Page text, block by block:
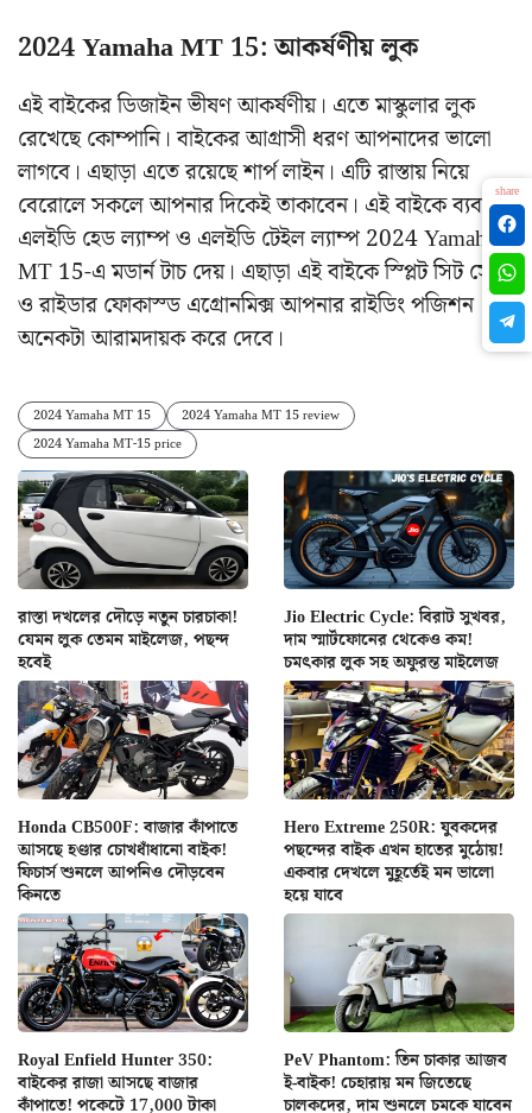
2024 Yamaha MT 15: আকর্ষণীয় লুক
এই বাইকের ডিজাইন ভীষণ আকর্ষণীয়। এতে মাস্কুলার লুক
রেখেছে কোম্পানি। বাইকের আগ্রাসী ধরণ আপনাদের ভালো
লাগবে। এছাড়া এতে রয়েছে শার্প লাইন। এটি রাস্তায় নিয়ে
বেরোলে সকলে আপনার দিকেই তাকাবেন। এই বাইকে ব্যবহৃত
এলইডি হেড ল্যাম্প ও এলইডি টেইল ল্যাম্প 2024 Yamaha
MT 15-এ মডার্ন টাচ দেয়। এছাড়া এই বাইকে স্প্লিট সিট সেটা
ও রাইডার ফোকাস্ড এগ্রোনমিক্স আপনার রাইডিং পজিশন
অনেকটা আরামদায়ক করে দেবে।
2024 Yamaha MT 15
2024 Yamaha MT 15 review
2024 Yamaha MT-15 price
রাস্তা দখলের দৌড়ে নতুন চারচাকা!
যেমন লুক তেমন মাইলেজ, পছন্দ
হবেই
Jio Electric Cycle: বিরাট সুখবর,
দাম স্মার্টফোনের থেকেও কম!
চমৎকার লুক সহ অফুরন্ত মাইলেজ
Honda CB500F: বাজার কাঁপাতে
আসছে হণ্ডার চোখধাঁধানো বাইক!
ফিচার্স শুনলে আপনিও দৌড়বেন
কিনতে
Hero Extreme 250R: যুবকদের
পছন্দের বাইক এখন হাতের মুঠোয়!
একবার দেখলে মুহূর্তেই মন ভালো
হয়ে যাবে
Royal Enfield Hunter 350:
বাইকের রাজা আসছে বাজার
কাঁপাতে! পকেটে 17,000 টাকা
PeV Phantom: তিন চাকার আজব
ই-বাইক! চেহারায় মন জিতেছে
চালকদের, দাম শুনলে চমকে যাবেন
share